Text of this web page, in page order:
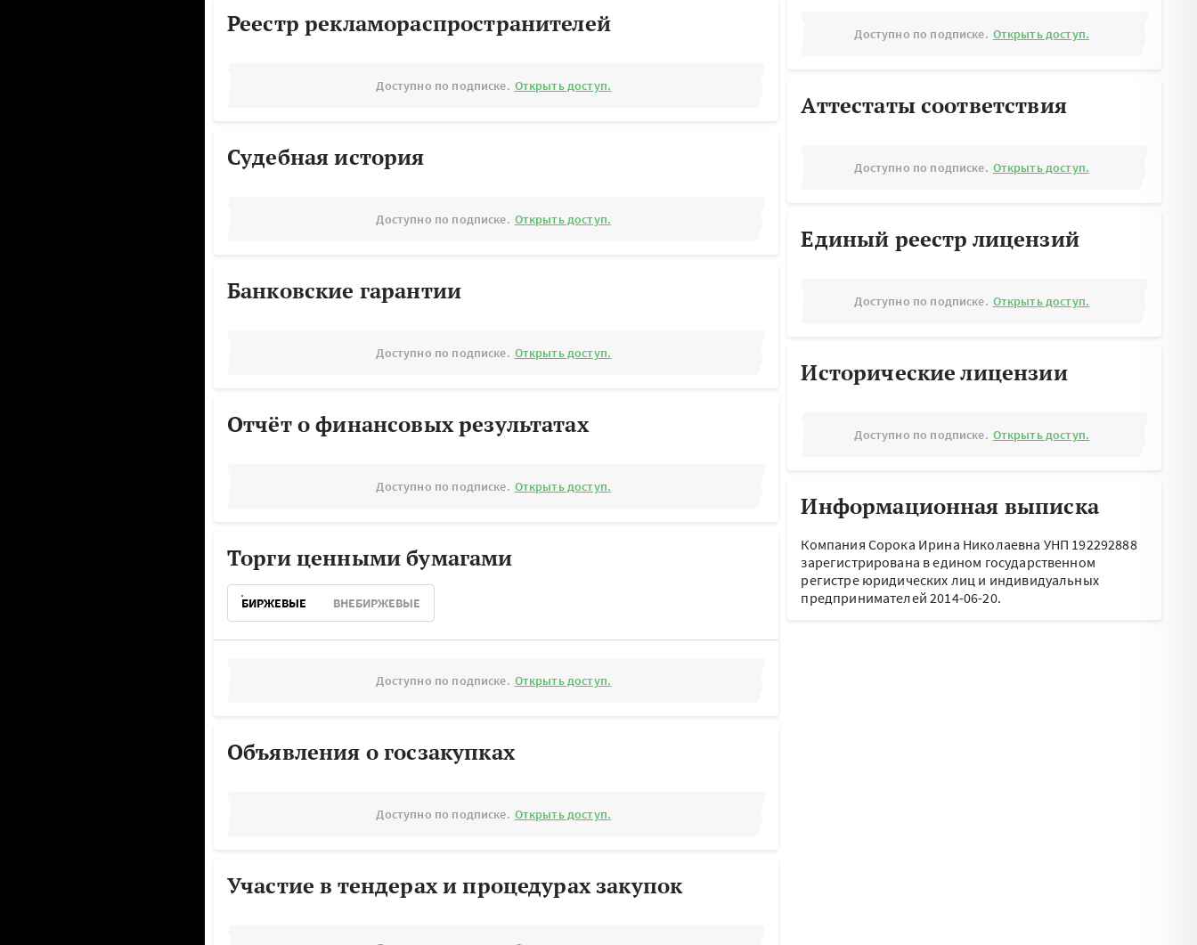
Реестр рекламораспространителей
Доступно по подписке. Открыть доступ.
Судебная история
Доступно по подписке. Открыть доступ.
Банковские гарантии
Доступно по подписке. Открыть доступ.
Отчёт о финансовых результатах
Доступно по подписке. Открыть доступ.
Торги ценными бумагами
БИРЖЕВЫЕ ВНЕБИРЖЕВЫЕ
Доступно по подписке. Открыть доступ.
Объявления о госзакупках
Доступно по подписке. Открыть доступ.
Участие в тендерах и процедурах закупок
Доступно по подписке. Открыть доступ.
Аттестаты соответствия
Доступно по подписке. Открыть доступ.
Единый реестр лицензий
Доступно по подписке. Открыть доступ.
Исторические лицензии
Доступно по подписке. Открыть доступ.
Информационная выписка
Компания Сорока Ирина Николаевна УНП 192292888
зарегистрирована в едином государственном
регистре юридических лиц и индивидуальных
предпринимателей 2014-06-20.